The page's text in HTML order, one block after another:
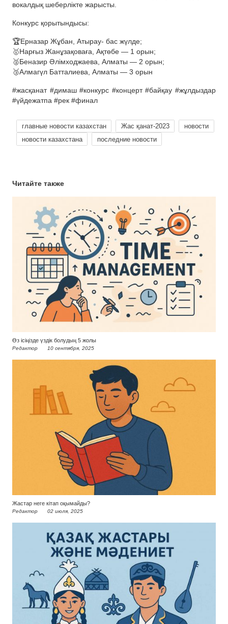
вокалдық шеберлікте жарысты.
Конкурс қорытындысы:
🏆Ерназар Жұбан, Атырау- бас жүлде;
🥇Нарғыз Жанұзақоваға, Ақтөбе — 1 орын;
🥈Беназир Әлімходжаева, Алматы — 2 орын;
🥉Алмагүл Батталиева, Алматы — 3 орын
#жасқанат #димаш #конкурс #концерт #байқау #жұлдыздар
#үйдежатпа #рек #финал
главные новости казахстан Жас қанат-2023
новости
новости казахстана
последние новости
Читайте также
Өз ісіңізде үздік болудың 5 жолы
Редактор 10 сентября, 2025
Жастар неге кітап оқымайды?
Редактор 02 июля, 2025